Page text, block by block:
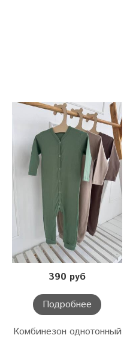
390 руб
Подробнее
Комбинезон однотонный